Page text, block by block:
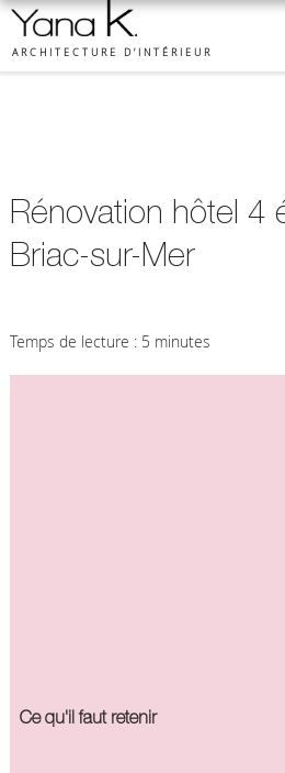
ARCHITECTURE D’INTÉRIEUR
Rénovation hôtel 4
Briac-sur-Mer
Temps de lecture : 5 minutes
Ce qu'il faut retenir